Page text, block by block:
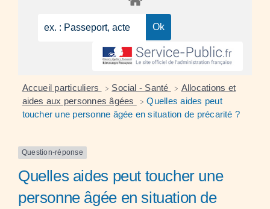
Accueil particuliers > Social - Santé > Allocations et
aides aux personnes âgées
> Quelles aides peut
toucher une personne âgée en situation de précarité ?
Question-réponse
Quelles aides peut toucher une
personne âgée en situation de